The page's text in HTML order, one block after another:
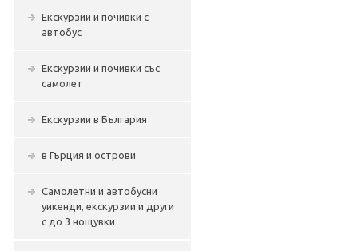
Екскурзии и почивки с
автобус
Екскурзии и почивки със
самолет
Екскурзии в България
в Гърция и острови
Самолетни и автобусни
уикенди, екскурзии и други
с до 3 нощувки